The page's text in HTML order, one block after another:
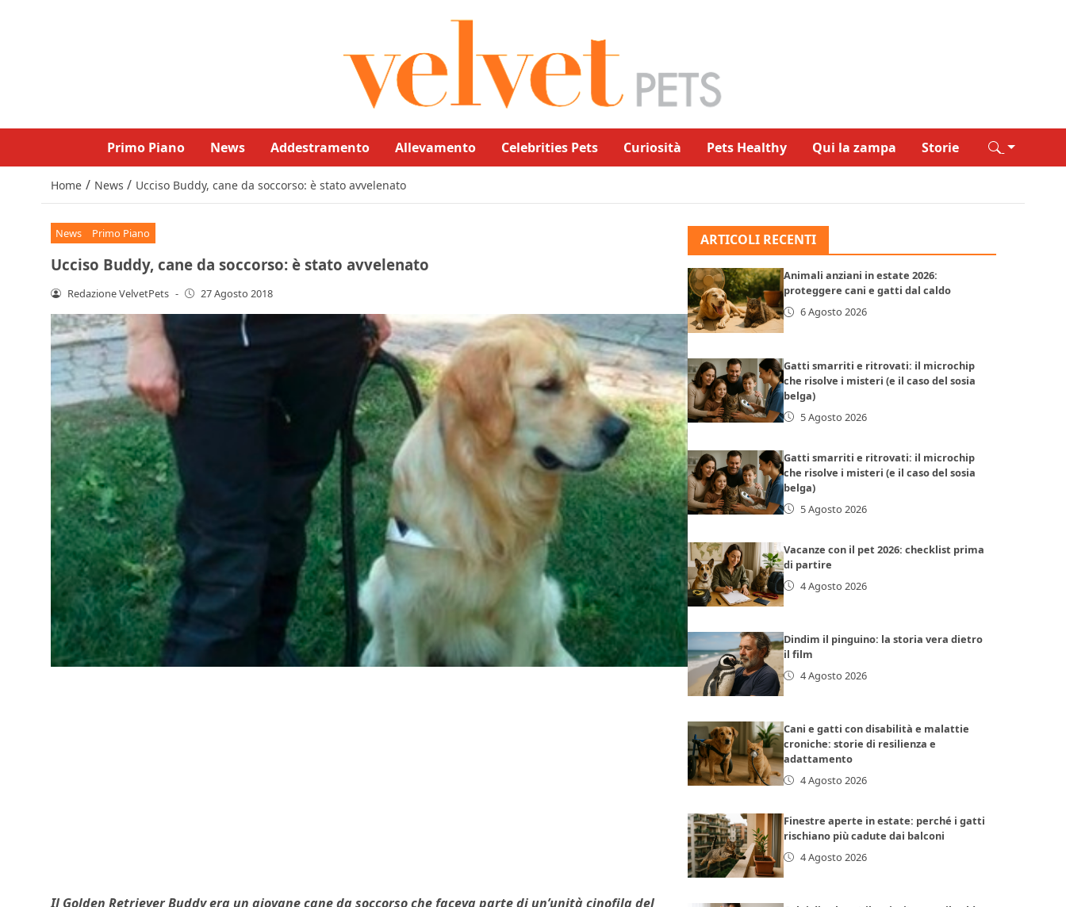
Primo Piano News Addestramento Allevamento Celebrities Pets Curiosità Pets Healthy Qui la zampa Storie
Home / News / Ucciso Buddy, cane da soccorso: è stato avvelenato
News Primo Piano
Ucciso Buddy, cane da soccorso: è stato avvelenato
Redazione VelvetPets - 27 Agosto 2018
Il Golden Retriever Buddy era un giovane cane da soccorso che faceva parte di un’unità cinofila del
ARTICOLI RECENTI
Animali anziani in estate 2026:
proteggere cani e gatti dal caldo
6 Agosto 2026
Gatti smarriti e ritrovati: il microchip
che risolve i misteri (e il caso del sosia
belga)
5 Agosto 2026
Gatti smarriti e ritrovati: il microchip
che risolve i misteri (e il caso del sosia
belga)
5 Agosto 2026
Vacanze con il pet 2026: checklist prima
di partire
4 Agosto 2026
Dindim il pinguino: la storia vera dietro
il film
4 Agosto 2026
Cani e gatti con disabilità e malattie
croniche: storie di resilienza e
adattamento
4 Agosto 2026
Finestre aperte in estate: perché i gatti
rischiano più cadute dai balconi
4 Agosto 2026